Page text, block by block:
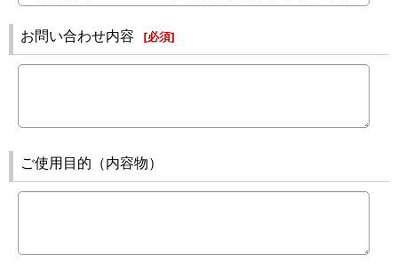
お問い合わせ内容 [必須]
ご使用目的（内容物）